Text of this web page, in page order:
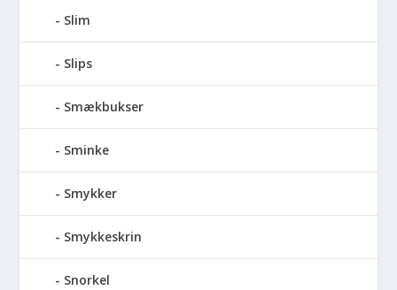
Slim
Slips
Smækbukser
Sminke
Smykker
Smykkeskrin
Snorkel